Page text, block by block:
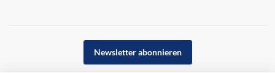
Newsletter abonnieren